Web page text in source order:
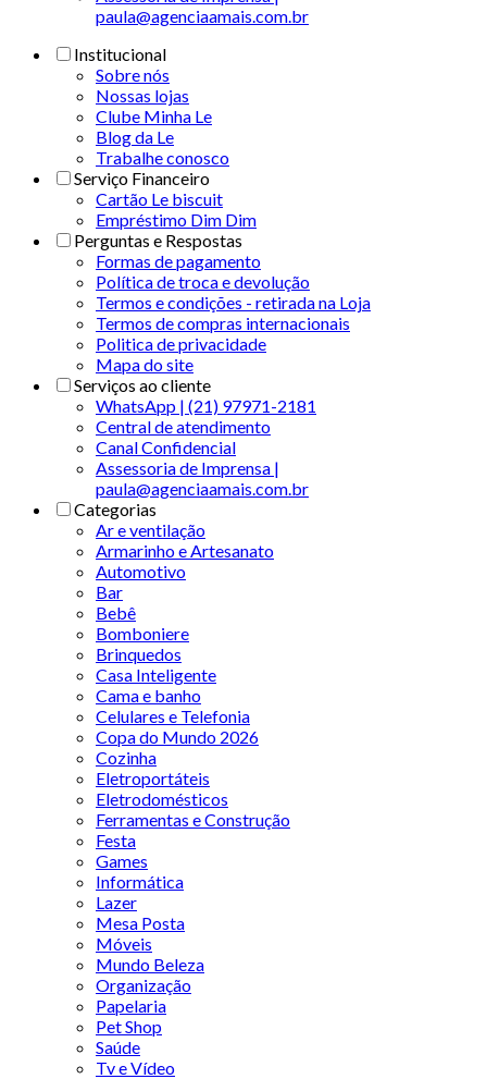
paula@agenciaamais.com.br
Institucional
Sobre nós
Nossas lojas
Clube Minha Le
Blog da Le
Trabalhe conosco
Serviço Financeiro
Cartão Le biscuit
Empréstimo Dim Dim
Perguntas e Respostas
Formas de pagamento
Política de troca e devolução
Termos e condições - retirada na Loja
Termos de compras internacionais
Politica de privacidade
Mapa do site
Serviços ao cliente
WhatsApp | (21) 97971-2181
Central de atendimento
Canal Confidencial
Assessoria de Imprensa |
paula@agenciaamais.com.br
Categorias
Ar e ventilação
Armarinho e Artesanato
Automotivo
Bar
Bebê
Bomboniere
Brinquedos
Casa Inteligente
Cama e banho
Celulares e Telefonia
Copa do Mundo 2026
Cozinha
Eletroportáteis
Eletrodomésticos
Ferramentas e Construção
Festa
Games
Informática
Lazer
Mesa Posta
Móveis
Mundo Beleza
Organização
Papelaria
Pet Shop
Saúde
Tv e Vídeo